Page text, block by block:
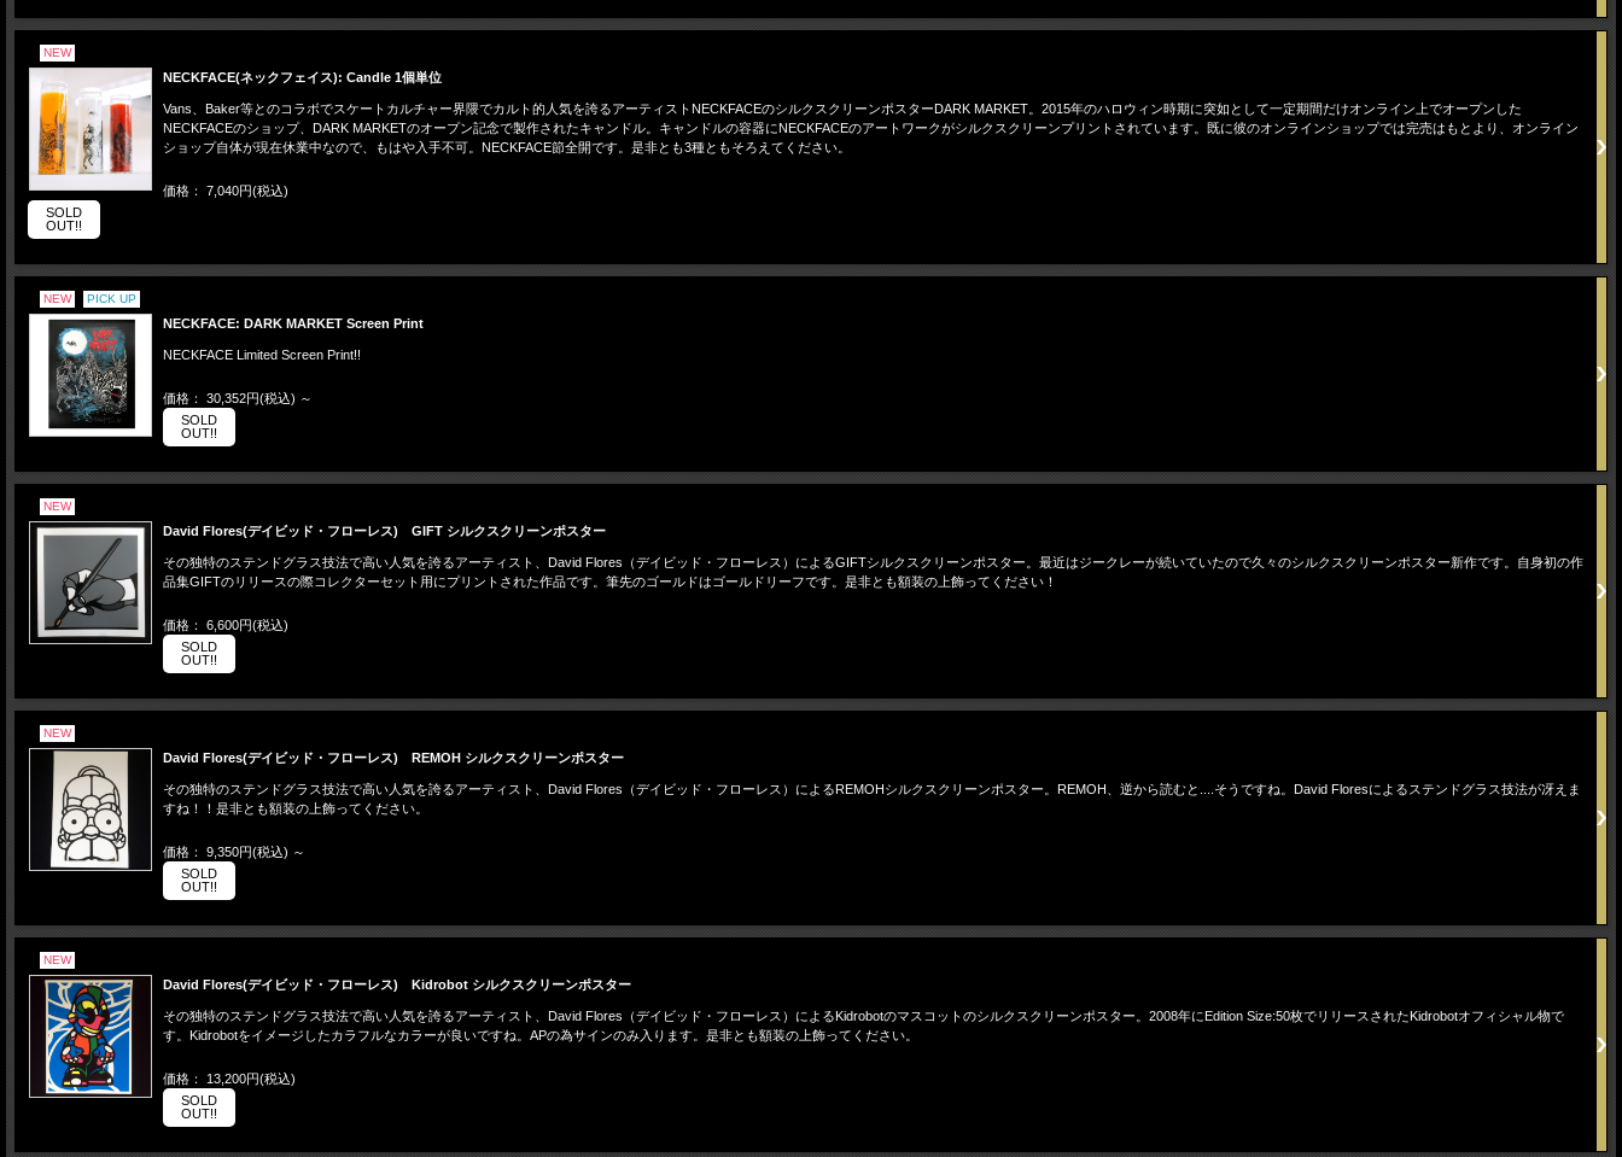
NEW
NECKFACE(ネックフェイス): Candle 1個単位
Vans、Baker等とのコラボでスケートカルチャー界隈でカルト的人気を誇るアーティストNECKFACEのシルクスクリーンポスターDARK MARKET。2015年のハロウィン時期に突如として一定期間だけオンライン上でオープンした
NECKFACEのショップ、DARK MARKETのオープン記念で製作されたキャンドル。キャンドルの容器にNECKFACEのアートワークがシルクスクリーンプリントされています。既に彼のオンラインショップでは完売はもとより、オンライン
ショップ自体が現在休業中なので、もはや入手不可。NECKFACE節全開です。是非とも3種ともそろえてください。
価格： 7,040円(税込)
SOLD
OUT!!
NEW PICK UP
NECKFACE: DARK MARKET Screen Print
NECKFACE Limited Screen Print!!
価格： 30,352円(税込) ～
SOLD
OUT!!
NEW
David Flores(デイビッド・フローレス) GIFT シルクスクリーンポスター
その独特のステンドグラス技法で高い人気を誇るアーティスト、David Flores（デイビッド・フローレス）によるGIFTシルクスクリーンポスター。最近はジークレーが続いていたので久々のシルクスクリーンポスター新作です。自身初の作
品集GIFTのリリースの際コレクターセット用にプリントされた作品です。筆先のゴールドはゴールドリーフです。是非とも額装の上飾ってください！
価格： 6,600円(税込)
SOLD
OUT!!
NEW
David Flores(デイビッド・フローレス) REMOH シルクスクリーンポスター
その独特のステンドグラス技法で高い人気を誇るアーティスト、David Flores（デイビッド・フローレス）によるREMOHシルクスクリーンポスター。REMOH、逆から読むと....そうですね。David Floresによるステンドグラス技法が冴えま
すね！！是非とも額装の上飾ってください。
価格： 9,350円(税込) ～
SOLD
OUT!!
NEW
David Flores(デイビッド・フローレス) Kidrobot シルクスクリーンポスター
その独特のステンドグラス技法で高い人気を誇るアーティスト、David Flores（デイビッド・フローレス）によるKidrobotのマスコットのシルクスクリーンポスター。2008年にEdition Size:50枚でリリースされたKidrobotオフィシャル物で
す。Kidrobotをイメージしたカラフルなカラーが良いですね。APの為サインのみ入ります。是非とも額装の上飾ってください。
価格： 13,200円(税込)
SOLD
OUT!!